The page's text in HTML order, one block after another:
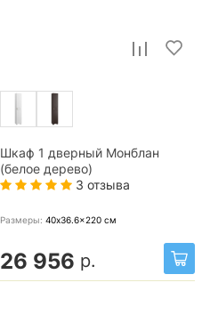
Шкаф 1 дверный Монблан
(белое дерево)
3 отзыва
Размеры: 40x36.6x220 см
26 956 р.